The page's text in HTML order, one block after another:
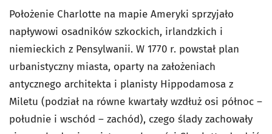
Położenie Charlotte na mapie Ameryki sprzyjało
napływowi osadników szkockich, irlandzkich i
niemieckich z Pensylwanii. W 1770 r. powstał plan
urbanistyczny miasta, oparty na założeniach
antycznego architekta i planisty Hippodamosa z
Miletu (podział na równe kwartały wzdłuż osi północ –
południe i wschód – zachód), czego ślady zachowały